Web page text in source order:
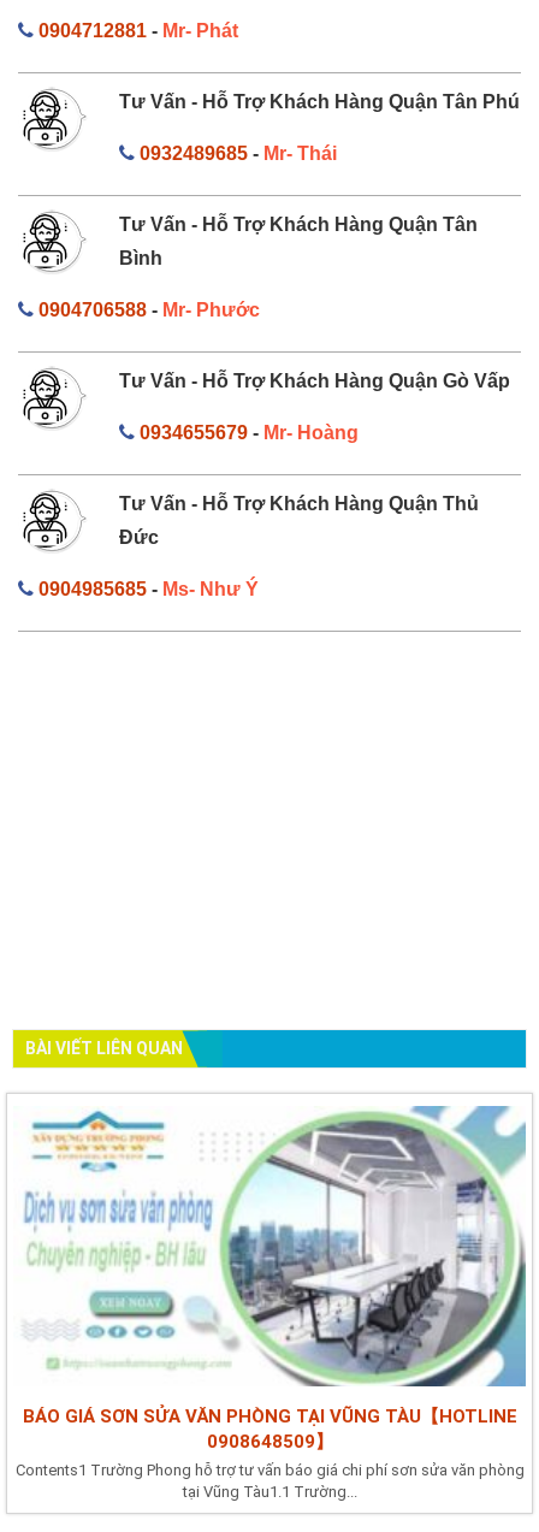
0904712881 - Mr- Phát
Tư Vấn - Hỗ Trợ Khách Hàng Quận Tân Phú
0932489685- Mr- Thái
Tư Vấn - Hỗ Trợ Khách Hàng Quận Tân
Bình
0904706588 - Mr- Phước
Tư Vấn - Hỗ Trợ Khách Hàng Quận Gò Vấp
0934655679- Mr- Hoàng
Tư Vấn - Hỗ Trợ Khách Hàng Quận Thủ
Đức
0904985685 - Ms- Như Ý
BÀI VIẾT LIÊN QUAN
BÁO GIÁ SƠN SỬA VĂN PHÒNG TẠI VŨNG TÀU【HOTLINE
0908648509】
Contents1 Trường Phong hỗ trợ tư vấn báo giá chi phí sơn sửa văn phòng
tại Vũng Tàu1.1 Trường...